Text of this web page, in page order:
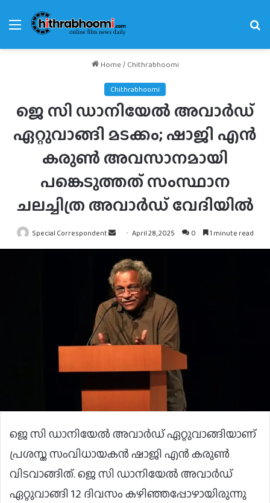
Menu
Home/ Chithrabhoomi
Chithrabhoomi
ജെ സി ഡാനിയേല്‍ അവാര്‍ഡ്
ഏറ്റുവാങ്ങി മടക്കം; ഷാജി എന്‍
കരുണ്‍ അവസാനമായി
പങ്കെടുത്തത് സംസ്ഥാന
ചലച്ചിത്ര അവാര്‍ഡ് വേദിയില്‍
Special Correspondent
Send
an
email
April 28, 2025 0 1 minute read
ജെ സി ഡാനിയേല്‍ അവാര്‍ഡ് ഏറ്റുവാങ്ങിയാണ്
പ്രശസ്ത സംവിധായകന്‍ ഷാജി എന്‍ കരുണ്‍
വിടവാങ്ങിത്. ജെ സി ഡാനിയേല്‍ അവാര്‍ഡ്
ഏറ്റുവാങ്ങി 12 ദിവസം കഴിഞ്ഞപ്പോഴായിരുന്നു